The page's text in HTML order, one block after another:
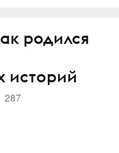
родился
историй
287